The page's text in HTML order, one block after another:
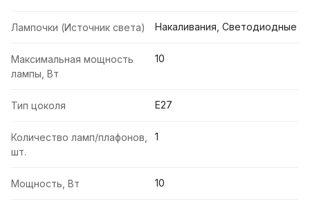
Лампочки (Источник света) Накаливания, Светодиодные
Максимальная мощность
лампы, Вт
10
Тип цоколя E27
Количество ламп/плафонов,
шт.
1
Мощность, Вт 10